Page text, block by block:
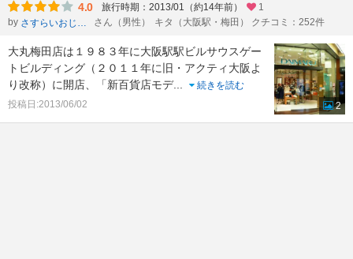
4.0 旅行時期：2013/01（約14年前）
1
by
さすらいおじさん さん（男性） キタ（大阪駅・梅田） クチコミ：252件
大丸梅田店は１９８３年に大阪駅駅ビルサウスゲー
トビルディング（２０１１年に旧・アクティ大阪よ
り改称）に開店、「新百貨店モデ...
続きを読む
投稿日:2013/06/02
2